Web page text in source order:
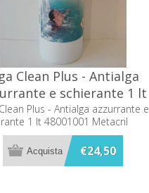
Clean Plus - Antialga
e schierante 1 lt
48001001 Metacril
Plus - Antialga azzurrante e
1 lt 48001001 Metacril
€24,50